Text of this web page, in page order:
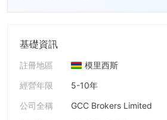
基礎資訊
註冊地區
模里西斯
經營年限
5-10年
公司全稱
GCC Brokers Limited